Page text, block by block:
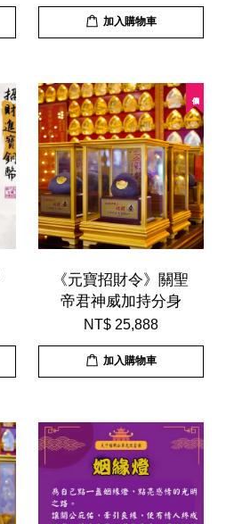
加入購物車
《元寶招財令》關聖
帝君神威加持分身
NT$ 25,888
加入購物車